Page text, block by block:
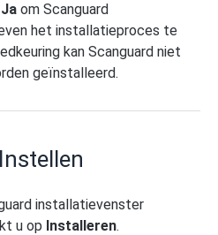
Ja om Scanguard
het installatieproces te
kan Scanguard niet
geïnstalleerd.
installatievenster
u op Installeren.